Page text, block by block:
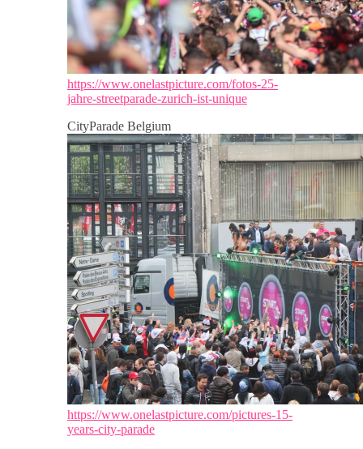
https://www.onelastpicture.com/fotos-25-
jahre-streetparade-zurich-ist-unique
CityParade Belgium
https://www.onelastpicture.com/pictures-15-
years-city-parade